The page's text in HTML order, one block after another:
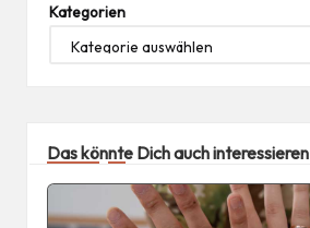
Kategorien
Das könnte Dich auch interessieren